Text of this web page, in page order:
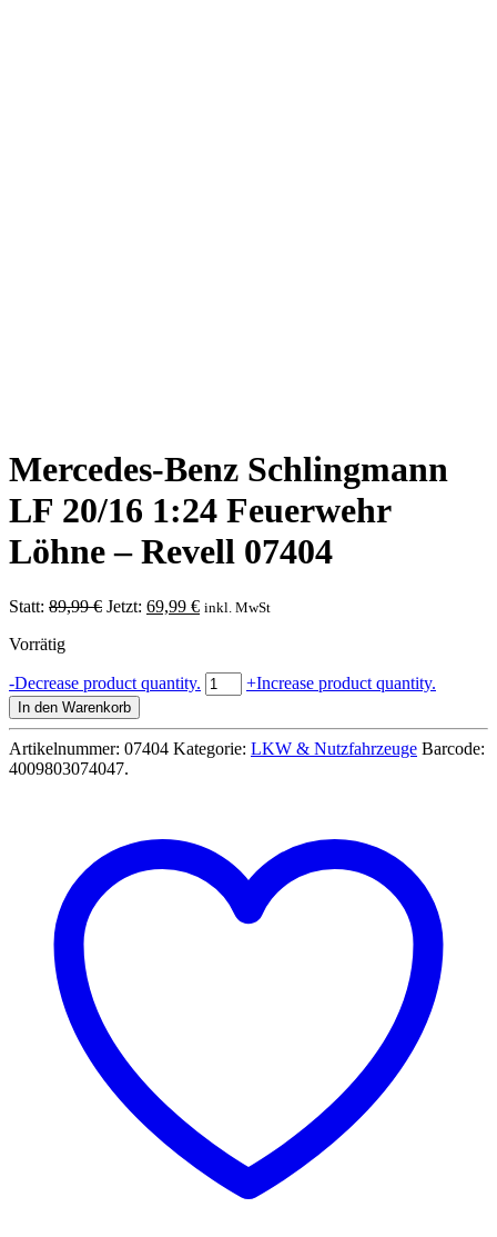
Mercedes-Benz Schlingmann
LF 20/16 1:24 Feuerwehr
Löhne – Revell 07404
Statt: 89,99€ Ursprünglicher
Jetzt: 69,99 €Aktueller
inkl. MwSt
Vorrätig
-Decrease product quantity. Mercedes-
Benz
LF
20/16
Revell
07404
Menge
+Increase product quantity.
In den Warenkorb
Artikelnummer: 07404 Kategorie: LKW & Nutzfahrzeuge Barcode:
4009803074047.